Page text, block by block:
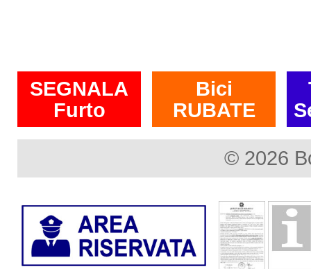
SEGNALA
Furto
Bici
RUBATE
© 2026